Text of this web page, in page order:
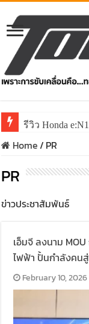
รีวิว Honda
Home/ PR
PR
ข่าวประชาสัมพันธ์
เอ็มจี ลงนาม
ไฟฟ้า ปั้นกำลังคน
February 10, 2026